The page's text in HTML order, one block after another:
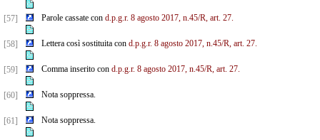
[57] Parole cassate con d.p.g.r. 8 agosto 2017, n.45/R, art. 27.
[58] Lettera così sostituita con d.p.g.r. 8 agosto 2017, n.45/R, art. 27.
[59] Comma inserito con d.p.g.r. 8 agosto 2017, n.45/R, art. 27.
[60] Nota soppressa.
[61] Nota soppressa.